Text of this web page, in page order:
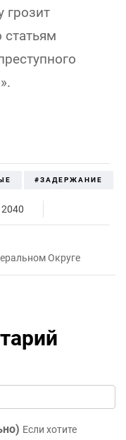
грозит
#ЗАДЕРЖАНИЕ
2040
Округе
Если хотите